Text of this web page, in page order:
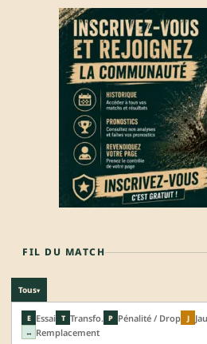
FIL DU MATCH
Tous▾
E Essai T Transfo. P Pénalité / Drop J
↔ Remplacement